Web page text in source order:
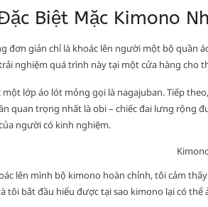
Biệt Mặc Kimono
đơn giản chỉ là khoác lên người một bộ quần
nghiệm quá trình này tại một cửa hàng cho
lớp áo lót mỏng gọi là nagajuban. Tiếp
quan trọng nhất là obi – chiếc đai lưng rộng
người có kinh nghiệm.
lên mình bộ kimono hoàn chỉnh, tôi cảm
tôi bắt đầu hiểu được tại sao kimono lại có